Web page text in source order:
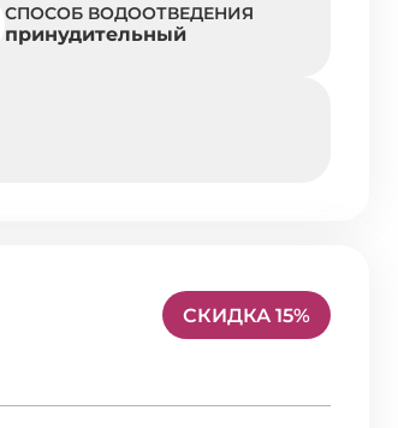
СПОСОБ ВОДООТВЕДЕНИЯ
принудительный
СКИДКА 15%